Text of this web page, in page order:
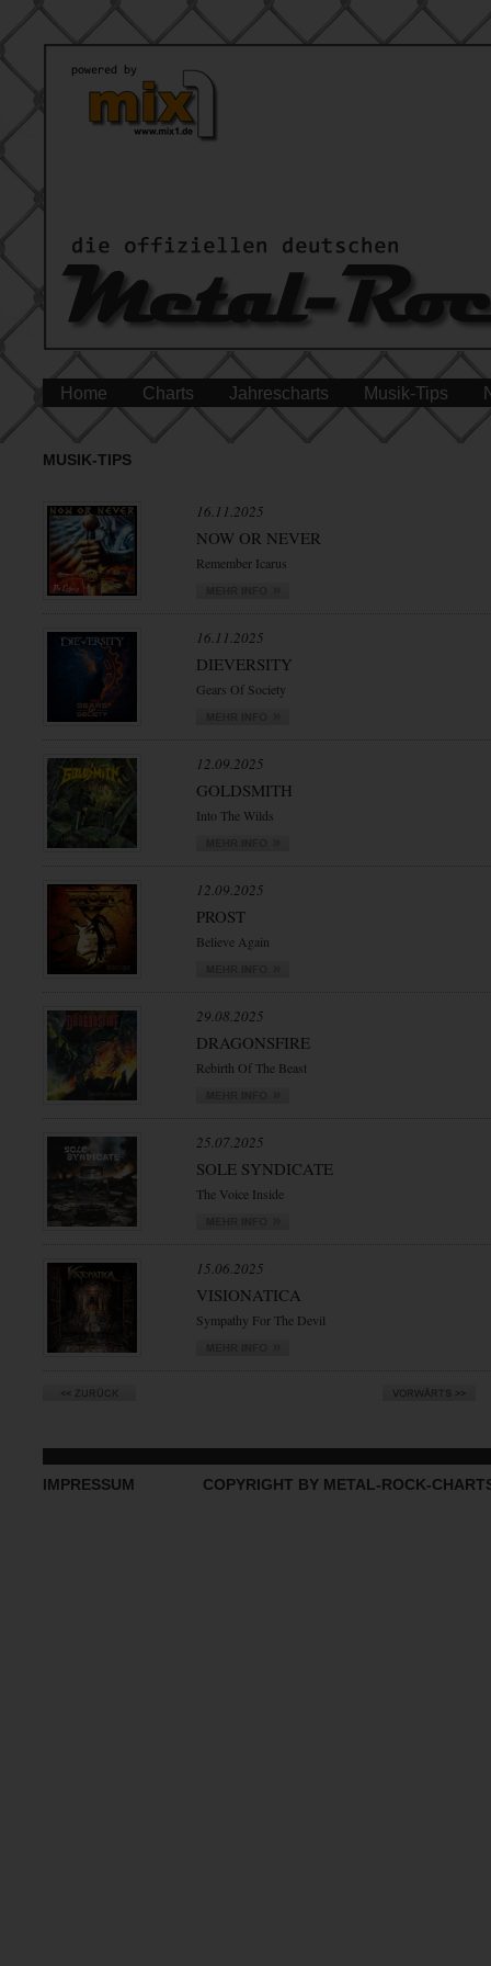
Home Charts Jahrescharts Musik-Tips
MUSIK-TIPS
16.11.2025
NOW OR NEVER
Remember Icarus
16.11.2025
DIEVERSITY
Gears Of Society
12.09.2025
GOLDSMITH
Into The Wilds
12.09.2025
PROST
Believe Again
29.08.2025
DRAGONSFIRE
Rebirth Of The Beast
25.07.2025
SOLE SYNDICATE
The Voice Inside
15.06.2025
VISIONATICA
Sympathy For The Devil
IMPRESSUM COPYRIGHT BY METAL-ROCK-